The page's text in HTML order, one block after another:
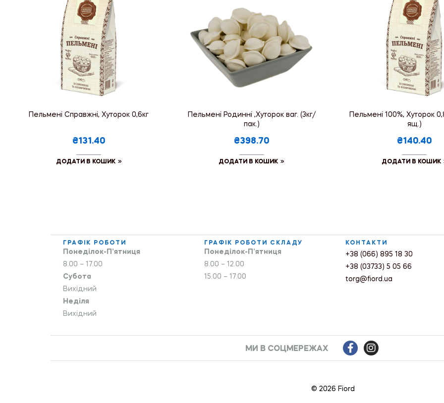
Пельмені Справжні, Хуторок 0,6кг
₴131.40
ДОДАТИ В КОШИК
Пельмені Родинні ,Хуторок ваг. (3кг/
пак.)
₴398.70
ДОДАТИ В КОШИК
Пельмені 100%, Хуторок
ящ.)
₴140.40
ДОДАТИ В КОШИК
ГРАФІК РОБОТИ
Понеділок-П’ятниця
8.00 – 17.00
Субота
Вихідний
Неділя
Вихідний
ГРАФІК РОБОТИ СКЛАДУ
Понеділок-П’ятниця
8.00 – 12.00
15.00 – 17.00
КОНТАКТИ
+38 (066) 895 18 30
+38 (03733) 5 05 66
torg@fiord.ua
МИ В СОЦМЕРЕЖАХ
© 2026 Fiord